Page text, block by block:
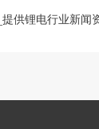
供锂电行业新闻